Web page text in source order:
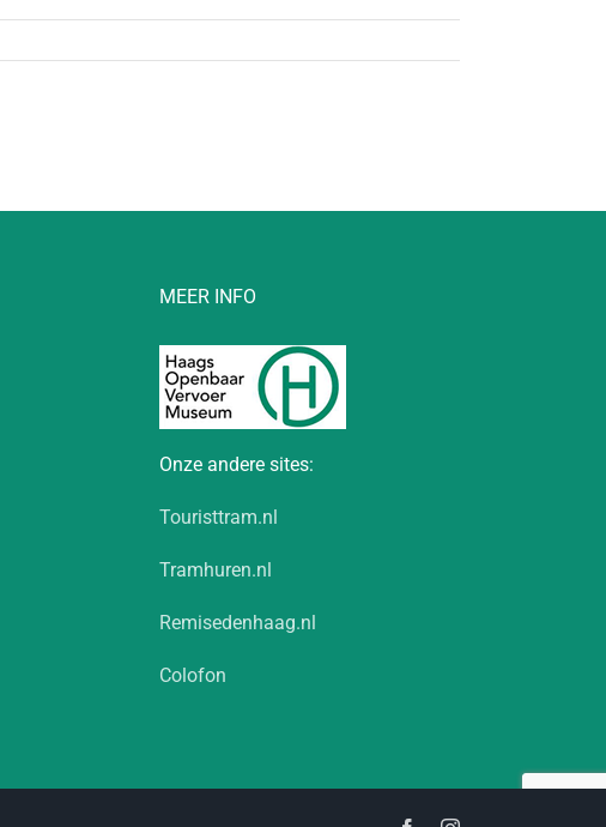
MEER INFO
Onze andere sites:
Touristtram.nl
Tramhuren.nl
Remisedenhaag.nl
Colofon